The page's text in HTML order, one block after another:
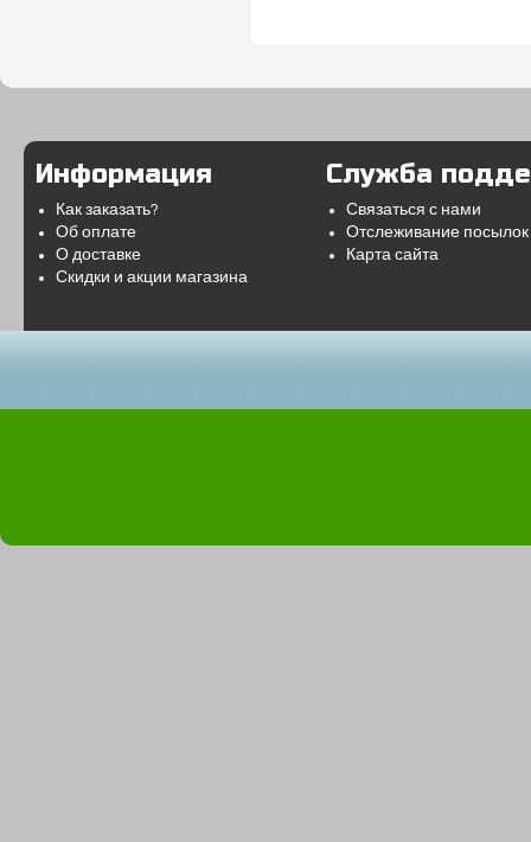
Информация
Как заказать?
Об оплате
О доставке
Скидки и акции магазина
Служба
Связаться с нами
Отслеживание посылок
Карта сайта